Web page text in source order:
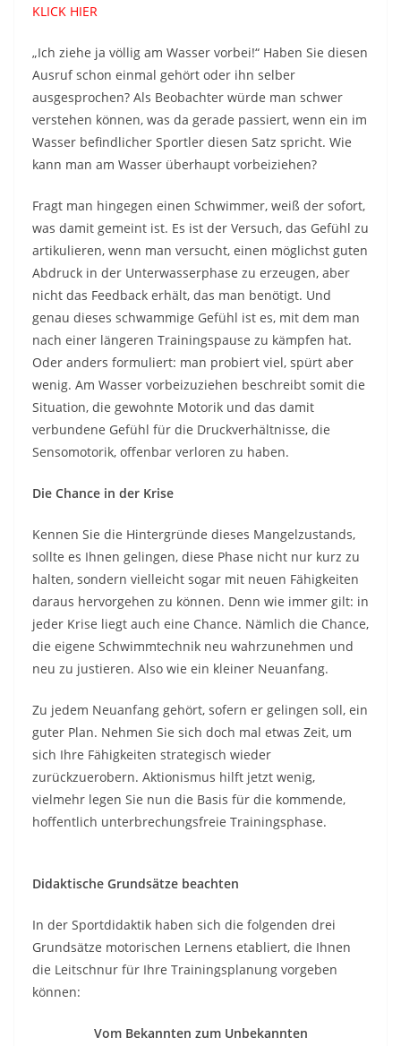
KLICK HIER
„Ich ziehe ja völlig am Wasser vorbei!“ Haben Sie diesen
Ausruf schon einmal gehört oder ihn selber
ausgesprochen? Als Beobachter würde man schwer
verstehen können, was da gerade passiert, wenn ein im
Wasser befindlicher Sportler diesen Satz spricht. Wie
kann man am Wasser überhaupt vorbeiziehen?
Fragt man hingegen einen Schwimmer, weiß der sofort,
was damit gemeint ist. Es ist der Versuch, das Gefühl zu
artikulieren, wenn man versucht, einen möglichst guten
Abdruck in der Unterwasserphase zu erzeugen, aber
nicht das Feedback erhält, das man benötigt. Und
genau dieses schwammige Gefühl ist es, mit dem man
nach einer längeren Trainingspause zu kämpfen hat.
Oder anders formuliert: man probiert viel, spürt aber
wenig. Am Wasser vorbeizuziehen beschreibt somit die
Situation, die gewohnte Motorik und das damit
verbundene Gefühl für die Druckverhältnisse, die
Sensomotorik, offenbar verloren zu haben.
Die Chance in der Krise
Kennen Sie die Hintergründe dieses Mangelzustands,
sollte es Ihnen gelingen, diese Phase nicht nur kurz zu
halten, sondern vielleicht sogar mit neuen Fähigkeiten
daraus hervorgehen zu können. Denn wie immer gilt: in
jeder Krise liegt auch eine Chance. Nämlich die Chance,
die eigene Schwimmtechnik neu wahrzunehmen und
neu zu justieren. Also wie ein kleiner Neuanfang.
Zu jedem Neuanfang gehört, sofern er gelingen soll, ein
guter Plan. Nehmen Sie sich doch mal etwas Zeit, um
sich Ihre Fähigkeiten strategisch wieder
zurückzuerobern. Aktionismus hilft jetzt wenig,
vielmehr legen Sie nun die Basis für die kommende,
hoffentlich unterbrechungsfreie Trainingsphase.
Didaktische Grundsätze beachten
In der Sportdidaktik haben sich die folgenden drei
Grundsätze motorischen Lernens etabliert, die Ihnen
die Leitschnur für Ihre Trainingsplanung vorgeben
können:
Vom Bekannten zum Unbekannten